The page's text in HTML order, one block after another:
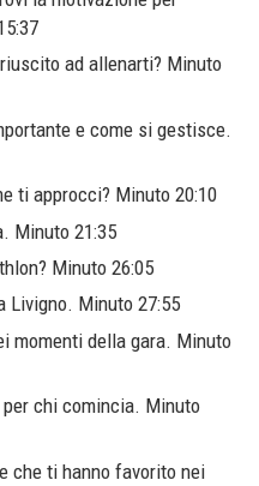
ad allenarti? Minuto
e come si gestisce.
ti approcci? Minuto 20:10
Minuto 21:35
Minuto 26:05
Livigno. Minuto 27:55
momenti della gara. Minuto
chi comincia. Minuto
che ti hanno favorito nei